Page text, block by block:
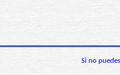
Si no